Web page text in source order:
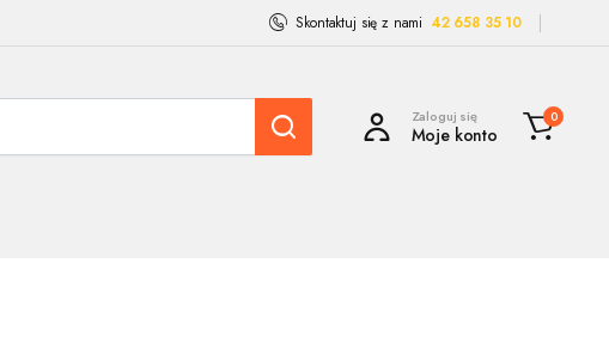
Skontaktuj się z nami 42 658 35 10
Zaloguj się
Moje konto
0